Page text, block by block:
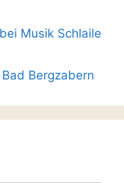
Musik Schlaile
Bergzabern